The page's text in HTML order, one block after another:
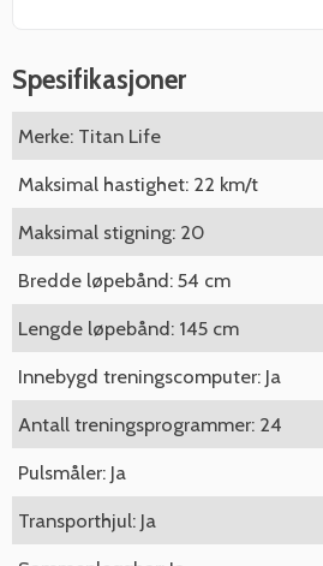
Spesifikasjoner
Merke: Titan Life
Maksimal hastighet: 22 km/t
Maksimal stigning: 20
Bredde løpebånd: 54 cm
Lengde løpebånd: 145 cm
Innebygd treningscomputer: Ja
Antall treningsprogrammer: 24
Pulsmåler: Ja
Transporthjul: Ja